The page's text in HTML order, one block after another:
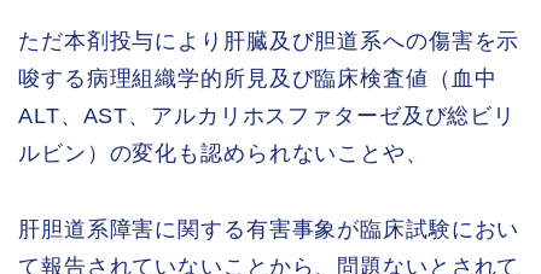
ただ本剤投与により肝臓及び胆道系への傷害を示
唆する病理組織学的所見及び臨床検査値（血中
ALT、AST、アルカリホスファターゼ及び総ビリ
ルビン）の変化も認められないことや、
肝胆道系障害に関する有害事象が臨床試験におい
て報告されていないことから、問題ないとされて